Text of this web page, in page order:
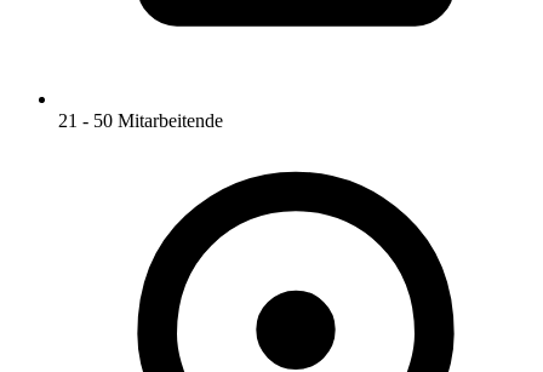
21 - 50 Mitarbeitende